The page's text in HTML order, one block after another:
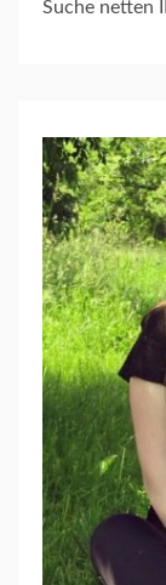
Suche netten